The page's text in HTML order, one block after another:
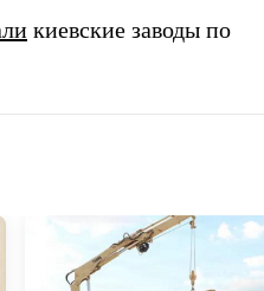
киевские заводы по